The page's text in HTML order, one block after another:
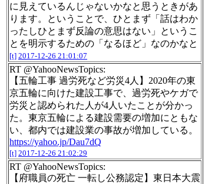
に見えているんじゃないかなと思うときがあ
ります。ということで、ひとまず「話はわか
ったしひとまず反論の意思はない」というこ
とを明示するための「なるほど」なのかなと
[t] 2017-12-26 21:01:07
RT @YahooNewsTopics:
【五輪工事 過労死など労災4人】2020年の東
京五輪に向けた建設工事で、過労死やケガで
労災と認められた人が4人いたことが分かっ
た。東京五輪による建設需要の増加にともな
い、都内では建設業の事故が増加している。
https://yahoo.jp/Dau7dQ
[t] 2017-12-26 21:02:29
RT @YahooNewsTopics:
【府職員の死亡 一転し公務認定】東日本大震